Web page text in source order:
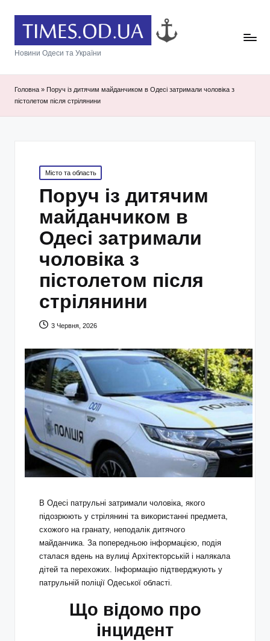
Новини Одеси та України
Головна » Поруч із дитячим майданчиком в Одесі затримали чоловіка з
пістолетом після стрілянини
Posted
in
Місто та область
Поруч із дитячим
майданчиком в
Одесі затримали
чоловіка з
пістолетом після
стрілянини
3 Червня, 2026
В Одесі патрульні затримали чоловіка, якого
підозрюють у стрілянині та використанні предмета,
схожого на гранату, неподалік дитячого
майданчика. За попередньою інформацією, подія
сталася вдень на вулиці Архітекторській і налякала
дітей та перехожих. Інформацію підтверджують у
патрульній поліції Одеської області.
Що відомо про
інцидент